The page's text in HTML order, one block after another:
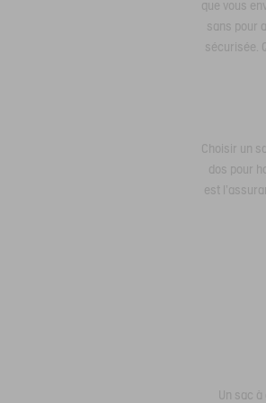
que vous
sans pour
sécurisée.
Choisir un
dos pour
est
Un sac